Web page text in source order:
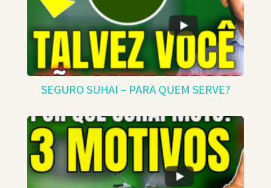
SEGURO SUHAI – PARA QUEM SERVE?